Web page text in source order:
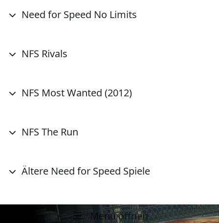
Need for Speed No Limits
NFS Rivals
NFS Most Wanted (2012)
NFS The Run
Ältere Need for Speed Spiele
Menü öffnen